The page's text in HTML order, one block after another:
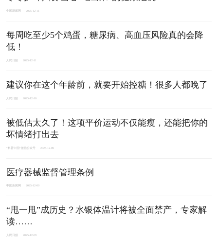
中国新闻网 2025-12-11
每周吃至少5个鸡蛋，糖尿病、高血压风险真的会降
低！
人民日报 2025-12-11
建议你在这个年龄前，就要开始控糖！很多人都晚了
人民日报 2025-12-10
被低估太久了！这项平价运动不仅能瘦，还能把你的
坏情绪打出去
“科普中国”微信公众号 2025-12-09
医疗器械监督管理条例
中国新闻网 2025-12-09
“甩一甩”成历史？水银体温计将被全面禁产，专家解
读……
人民日报 2025-12-09